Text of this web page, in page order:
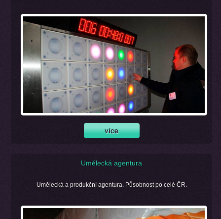
Umělecká agentura
Umělecká a produkční agentura. Působnost po celé ČR.